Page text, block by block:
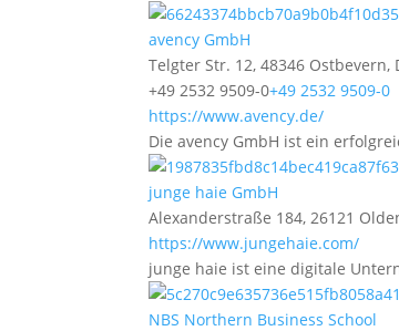
avency GmbH
Telgter Str. 12, 48346 Ostbevern,
+49 2532 9509-0+49 2532 9509-0
https://www.avency.de/
Die avency GmbH ist ein
junge haie GmbH
Alexanderstraße 184, 26121
https://www.jungehaie.com/
junge haie ist eine digitale
NBS Northern Business School